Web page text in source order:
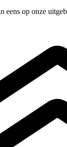
eens op onze